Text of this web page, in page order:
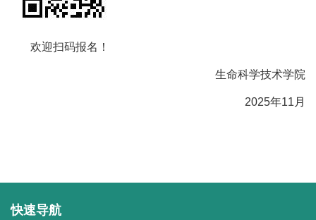
欢迎扫码报名！
生命科学技术学院
2025年11月
快速导航